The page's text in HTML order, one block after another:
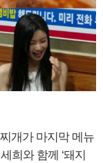
개가 마지막 메뉴
희와 함께 ‘돼지